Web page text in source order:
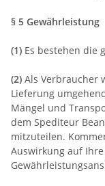
§ 5 Gewährleistung
(1) Es bestehen die
(2) Als Verbraucher
Lieferung
Mängel und
dem Spediteur
mitzuteilen.
Auswirkung auf